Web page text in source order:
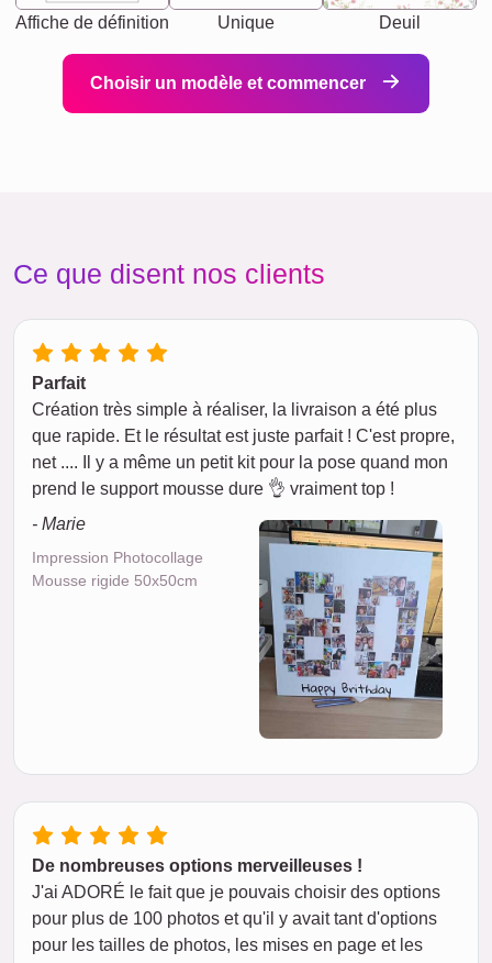
Affiche de définition Unique Deuil
Choisir un modèle et commencer
Ce que disent nos clients
Parfait
Création très simple à réaliser, la livraison a été plus
que rapide. Et le résultat est juste parfait ! C'est propre,
net .... Il y a même un petit kit pour la pose quand mon
prend le support mousse dure 👌 vraiment top !
- Marie
Impression Photocollage
Mousse rigide 50x50cm
De nombreuses options merveilleuses !
J'ai ADORÉ le fait que je pouvais choisir des options
pour plus de 100 photos et qu'il y avait tant d'options
pour les tailles de photos, les mises en page et les